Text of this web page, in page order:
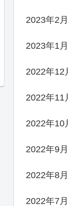
2023年2月
2023年1月
2022年12
2022年11
2022年10
2022年9月
2022年8月
2022年7月